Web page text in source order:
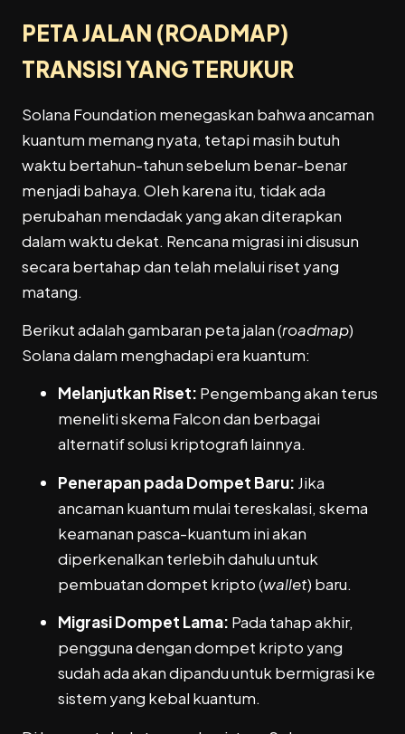
PETA JALAN (ROADMAP)
TRANSISI YANG TERUKUR
Solana Foundation menegaskan bahwa ancaman
kuantum memang nyata, tetapi masih butuh
waktu bertahun-tahun sebelum benar-benar
menjadi bahaya. Oleh karena itu, tidak ada
perubahan mendadak yang akan diterapkan
dalam waktu dekat. Rencana migrasi ini disusun
secara bertahap dan telah melalui riset yang
matang.
Berikut adalah gambaran peta jalan (roadmap)
Solana dalam menghadapi era kuantum:
Melanjutkan Riset: Pengembang akan terus
meneliti skema Falcon dan berbagai
alternatif solusi kriptografi lainnya.
Penerapan pada Dompet Baru: Jika
ancaman kuantum mulai tereskalasi, skema
keamanan pasca-kuantum ini akan
diperkenalkan terlebih dahulu untuk
pembuatan dompet kripto (wallet) baru.
Migrasi Dompet Lama: Pada tahap akhir,
pengguna dengan dompet kripto yang
sudah ada akan dipandu untuk bermigrasi ke
sistem yang kebal kuantum.